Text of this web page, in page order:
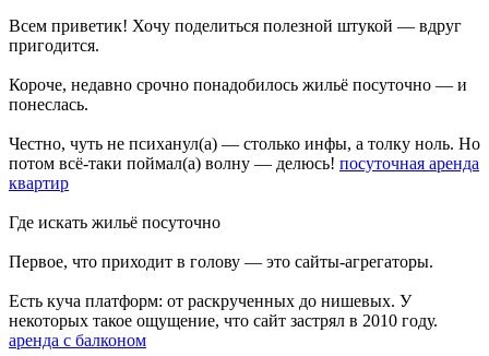
Всем приветик! Хочу поделиться полезной штукой — вдруг
пригодится.
Короче, недавно срочно понадобилось жильё посуточно — и
понеслась.
Честно, чуть не психанул(а) — столько инфы, а толку ноль. Но
потом всё-таки поймал(а) волну — делюсь! посуточная аренда
квартир
Где искать жильё посуточно
Первое, что приходит в голову — это сайты-агрегаторы.
Есть куча платформ: от раскрученных до нишевых. У
некоторых такое ощущение, что сайт застрял в 2010 году.
аренда с балконом